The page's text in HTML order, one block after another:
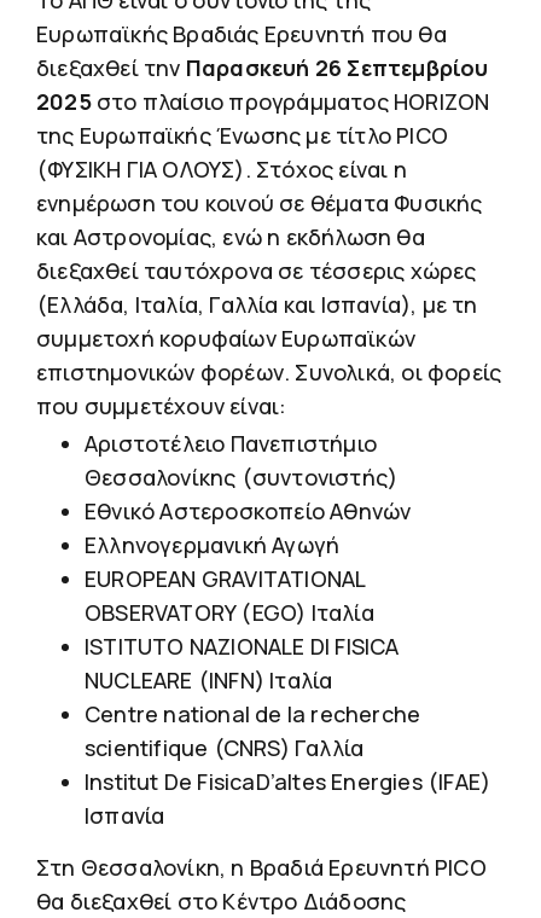
Ευρωπαϊκής Βραδιάς Ερευνητή που θα
διεξαχθεί την Παρασκευή 26 Σεπτεμβρίου
2025στο πλαίσιο προγράμματος HORIZON
της Ευρωπαϊκής Ένωσης με τίτλο PICO
(ΦΥΣΙΚΗ ΓΙΑ ΟΛΟΥΣ). Στόχος είναι η
ενημέρωση του κοινού σε θέματα Φυσικής
και Αστρονομίας, ενώ η εκδήλωση θα
διεξαχθεί ταυτόχρονα σε τέσσερις χώρες
(Ελλάδα, Ιταλία, Γαλλία και Ισπανία), με τη
συμμετοχή κορυφαίων Ευρωπαϊκών
επιστημονικών φορέων. Συνολικά, οι φορείς
που συμμετέχουν είναι:
Αριστοτέλειο Πανεπιστήμιο
Θεσσαλονίκης (συντονιστής)
Εθνικό Αστεροσκοπείο Αθηνών
Ελληνογερμανική Αγωγή
EUROPEAN GRAVITATIONAL
OBSERVATORY (EGO) Ιταλία
ISTITUTO NAZIONALE DI FISICA
NUCLEARE (INFN) Ιταλία
Centre national de la recherche
scientifique (CNRS) Γαλλία
Ιnstitut De FisicaD’altes Energies (IFAE)
Ισπανία
Στη Θεσσαλονίκη, η Βραδιά Ερευνητή PICO
θα διεξαχθεί στο Κέντρο Διάδοσης